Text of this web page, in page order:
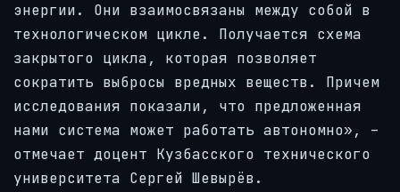
энергии. Они взаимосвязаны между собой в
технологическом цикле. Получается схема
закрытого цикла, которая позволяет
сократить выбросы вредных веществ. Причем
исследования показали, что предложенная
нами система может работать автономно», –
отмечает доцент Кузбасского технического
университета Сергей Шевырёв.